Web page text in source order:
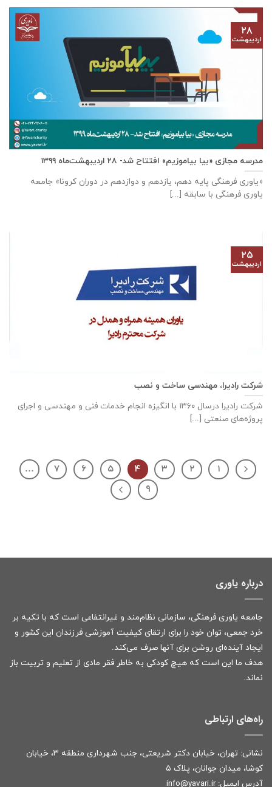
مدرسه مجازی «بیا بیاموزیم» افتتاح شد- ۲۸ اردیبهشت‌ماه ۱۳۹۹
«یاوری فرهنگی پایه دهم، یازدهم و دوازدهم در دوران کرونا» جامعه
یاوری فرهنگی با سابقه [...]
۲۸
اردیبهشت
شرکت رادیرا، مهندسی ساخت و نصب
شرکت رادیرا درسال ۱۳۶۰ با انگیزه انجام خدمات فنی و مهندسی و اجرای
پروژه‌های صنعتی [...]
۲۵
اردیبهشت
۱ ۲ ۳ ۴ ۵ ۶ ۷
…
۹
درباره یاوری
جامعه یاوری فرهنگی، سازمانی نظام‌مند و غیرانتفاعی است که با تکیه بر
خرد جمعی، توان خود را برای ارتقای کیفیت آموزشی فرزندان این کشور و
ایجاد آینده‌ای روشن برای آنها صرف می‌کند.
هدف ما این است که هیچ کودکی به خاطر فقر مادی از تعلیم و تربیت باز
نماند.
راه‌های ارتباطی
نشانی: تهران، خیابان دکتر شریعتی، جنب شهرداری منطقه ۳، خیابان
کوشا، میدان جوانان، پلاک ۵
آدرس ایمیل: info@yavari.ir